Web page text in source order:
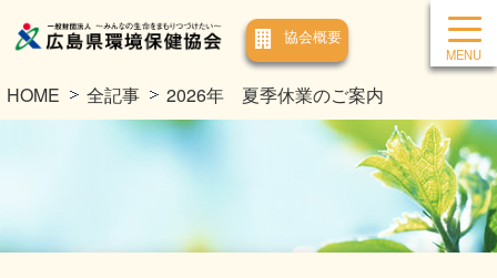
協会概要
HOME 全記事 2026年 夏季休業のご案内